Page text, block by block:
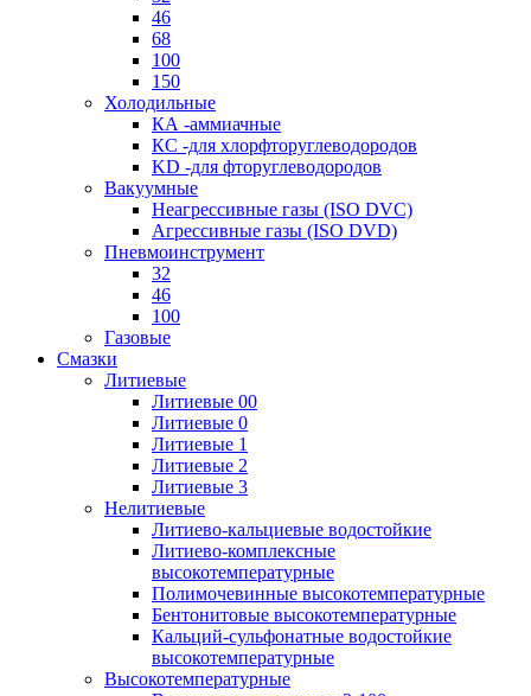
46
68
100
150
Холодильные
КА -аммиачные
КС -для хлорфторуглеводородов
KD -для фторуглеводородов
Вакуумные
Неагрессивные газы (ISO DVC)
Агрессивные газы (ISO DVD)
Пневмоинструмент
32
46
100
Газовые
Смазки
Литиевые
Литиевые 00
Литиевые 0
Литиевые 1
Литиевые 2
Литиевые 3
Нелитиевые
Литиево-кальциевые водостойкие
Литиево-комплексные
высокотемпературные
Полимочевинные высокотемпературные
Бентонитовые высокотемпературные
Кальций-сульфонатные водостойкие
высокотемпературные
Высокотемпературные